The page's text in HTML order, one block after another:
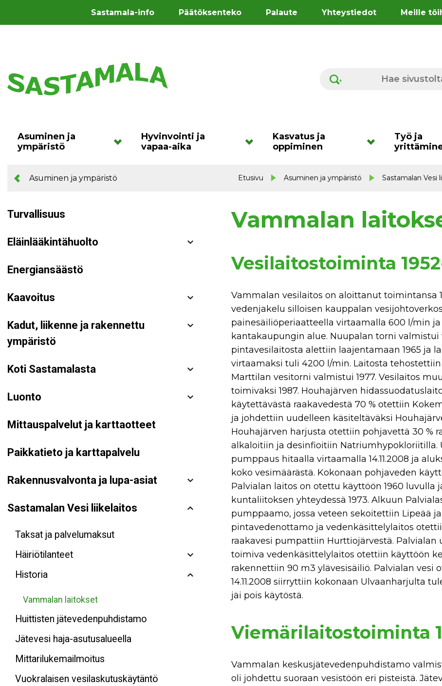
Sastamala-info Päätöksenteko Palaute Yhteystiedot Meille
Hae sivustolta
Asuminen ja
ympäristö
Hyvinvointi ja
vapaa-aika
Kasvatus ja
oppiminen
Työ ja
Asuminen ja ympäristö Etusivu Asuminen ja ympäristö Sastamalan Vesi
Turvallisuus
Eläinlääkintähuolto
Energiansäästö
Kaavoitus
Kadut, liikenne ja rakennettu
ympäristö
Koti Sastamalasta
Luonto
Mittauspalvelut ja karttaotteet
Paikkatieto ja karttapalvelu
Rakennusvalvonta ja lupa-asiat
Sastamalan Vesi liikelaitos
Taksat ja palvelumaksut
Häiriötilanteet
Historia
Vammalan laitokset
Huittisten jätevedenpuhdistamo
Jätevesi haja-asutusalueella
Mittarilukemailmoitus
Vuokralaisen vesilaskutuskäytäntö
Vammalan
Vesilaitostoiminta
Vammalan vesilaitos on aloittanut toimintansa
vedenjakelu silloisen kauppalan
painesäiliöperiaatteella virtaamalla 600 l/min
kantakaupungin alue. Nuupalan torni valmistui
pintavesilaitosta alettiin laajentamaan 1965 ja
virtaamaksi tuli 4200 l/min. Laitosta tehostettiin
Marttilan vesitorni valmistui 1977. Vesilaitos
toimivaksi 1987. Houhajärven
käytettävästä raakavedestä 70 % otettiin
ja johdettiin uudelleen käsiteltäväksi
Houhajärven harjusta otettiin pohjavettä 30 %
alkaloitiin ja desinfioitiin
pumppaus hitaalla virtaamalla 14.11.2008 ja
koko vesimäärästä. Kokonaan pohjaveden
Palvialan laitos on otettu käyttöön 1960 luvulla
kuntaliitoksen yhteydessä 1973. Alkuun
pumppaamo, jossa veteen sekoitettiin Lipeää
pintavedenottamo ja vedenkäsittelylaitos
raakavesi pumpattiin Hurttiojärvestä.
toimiva vedenkäsittelylaitos otettiin käyttöön
rakennettiin 90 m3 ylävesisäiliö. Palvialan vesi
14.11.2008 siirryttiin kokonaan Ulvaanharjulta
jäi pois käytöstä.
Viemärilaitostoiminta
Vammalan keskusjätevedenpuhdistamo
oli johdettu suoraan vesistöön eri pisteistä.